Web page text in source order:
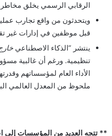
الرقابي الرسمي يخلق مخاطر
قبل موظفين في إدارات غير تقنية،
ينتشر “الذكاء الاصطناعي
الأداء العام لمؤسساتهم
ملحوظ من المعدل العالمي البالغ
** تتجه العديد من المؤسسات إلى